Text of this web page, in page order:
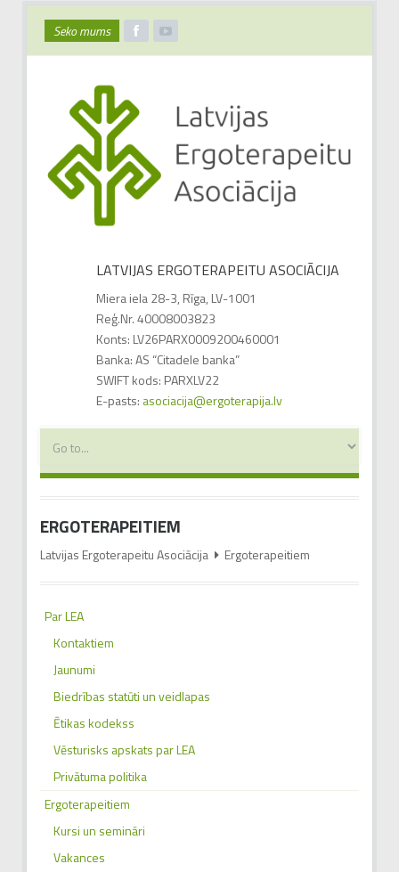
Seko mums
LATVIJAS ERGOTERAPEITU ASOCIĀCIJA
Miera iela 28-3, Rīga, LV-1001
Reģ.Nr. 40008003823
Konts: LV26PARX0009200460001
Banka: AS “Citadele banka”
SWIFT kods: PARXLV22
E-pasts: asociacija@ergoterapija.lv
ERGOTERAPEITIEM
Latvijas Ergoterapeitu Asociācija Ergoterapeitiem
Par LEA
Kontaktiem
Jaunumi
Biedrības statūti un veidlapas
Ētikas kodekss
Vēsturisks apskats par LEA
Privātuma politika
Ergoterapeitiem
Kursi un semināri
Vakances